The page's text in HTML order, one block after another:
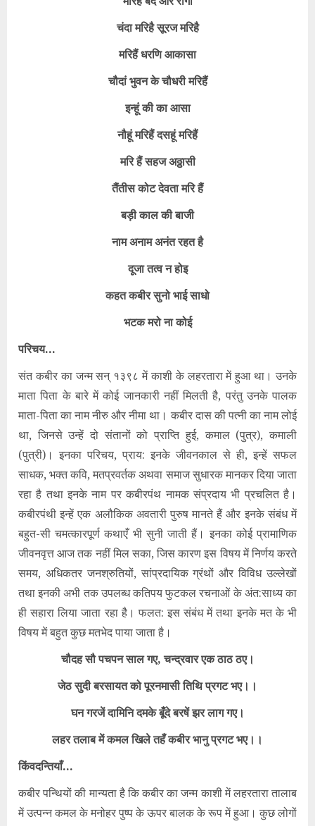
चंदा मरिहै सूरज मरिहै
मरिहैं धरणि आकासा
चौदां भुवन के चौधरी मरिहैं
इन्हूं की का आसा
नौहूं मरिहैं दसहूं मरिहैं
मरि हैं सहज अठ्ठासी
तैंतीस कोट देवता मरि हैं
बड़ी काल की बाजी
नाम अनाम अनंत रहत है
दूजा तत्व न होइ
कहत कबीर सुनो भाई साधो
भटक मरो ना कोई
परिचय…
संत कबीर का जन्म सन् १३९८ में काशी के लहरतारा में हुआ था। उनके
माता पिता के बारे में कोई जानकारी नहीं मिलती है, परंतु उनके पालक
माता-पिता का नाम नीरु और नीमा था। कबीर दास की पत्नी का नाम लोई
था, जिनसे उन्हें दो संतानों को प्राप्ति हुई, कमाल (पुत्र), कमाली
(पुत्री)। इनका परिचय, प्राय: इनके जीवनकाल से ही, इन्हें सफल
साधक, भक्त कवि, मतप्रवर्तक अथवा समाज सुधारक मानकर दिया जाता
रहा है तथा इनके नाम पर कबीरपंथ नामक संप्रदाय भी प्रचलित है।
कबीरपंथी इन्हें एक अलौकिक अवतारी पुरुष मानते हैं और इनके संबंध में
बहुत-सी चमत्कारपूर्ण कथाएँ भी सुनी जाती हैं। इनका कोई प्रामाणिक
जीवनवृत्त आज तक नहीं मिल सका, जिस कारण इस विषय में निर्णय करते
समय, अधिकतर जनश्रुतियों, सांप्रदायिक ग्रंथों और विविध उल्लेखों
तथा इनकी अभी तक उपलब्ध कतिपय फुटकल रचनाओं के अंत:साध्य का
ही सहारा लिया जाता रहा है। फलत: इस संबंध में तथा इनके मत के भी
विषय में बहुत कुछ मतभेद पाया जाता है।
चौदह सौ पचपन साल गए, चन्द्रवार एक ठाठ ठए।
जेठ सुदी बरसायत को पूरनमासी तिथि प्रगट भए।।
घन गरजें दामिनि दमके बूँदे बरषें झर लाग गए।
लहर तलाब में कमल खिले तहँ कबीर भानु प्रगट भए।।
किंवदन्तियाँ…
कबीर पन्थियों की मान्यता है कि कबीर का जन्म काशी में लहरतारा तालाब
में उत्पन्न कमल के मनोहर पुष्प के ऊपर बालक के रूप में हुआ। कुछ लोगों